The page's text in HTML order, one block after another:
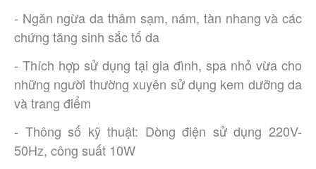
- Ngăn ngừa da thâm sạm, nám, tàn nhang và các
chứng tăng sinh sắc tố da
- Thích hợp sử dụng tại gia đình, spa nhỏ vừa cho
những người thường xuyên sử dụng kem dưỡng da
và trang điểm
- Thông số kỹ thuật: Dòng điện sử dụng 220V-
50Hz, công suất 10W